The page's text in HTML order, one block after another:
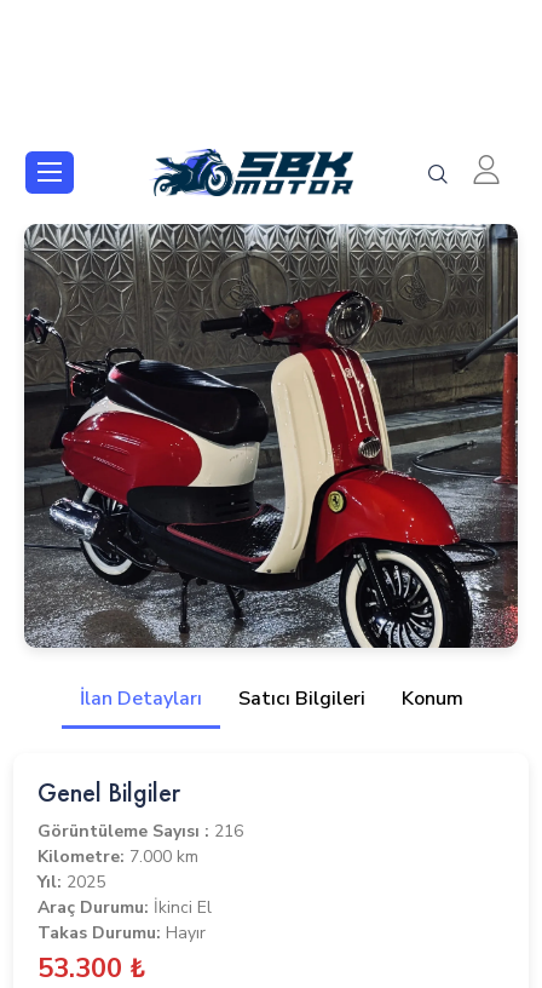
İlan Detayları Satıcı Bilgileri Konum
Genel Bilgiler
Görüntüleme Sayısı : 216
Kilometre: 7.000 km
Yıl: 2025
Araç Durumu: İkinci El
Takas Durumu: Hayır
53.300 ₺